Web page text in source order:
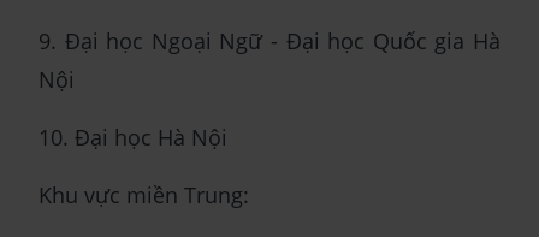
9. Đại học Ngoại Ngữ - Đại học Quốc gia Hà
Nội
10. Đại học Hà Nội
Khu vực miền Trung: